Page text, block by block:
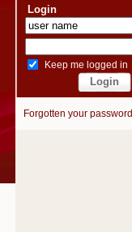
Login
Keep me logged in
Forgotten your